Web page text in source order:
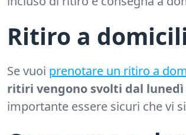
Ritiro a
Se vuoi prenotare un ritiro a
ritiri vengono svolti dal lunedì
importante essere sicuri che vi